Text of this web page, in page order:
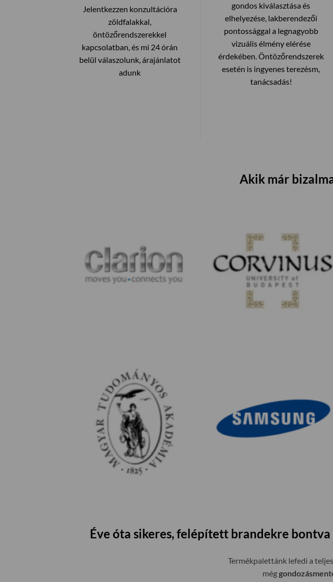
Jelentkezzen konzultációra
zöldfalakkal,
öntözőrendszerekkel
kapcsolatban, és mi 24 órán
belül válaszolunk, árajánlatot
adunk
gondos kiválasztása és
elhelyezése, lakberendezői
pontossággal a legnagyobb
vizuális élmény elérése
érdekében. Öntözőrendszerek
esetén is ingyenes terezésm,
tanácsadás!
Akik már
Éve óta sikeres, felépített brandekre
Termékpalettánk lefedi a
még